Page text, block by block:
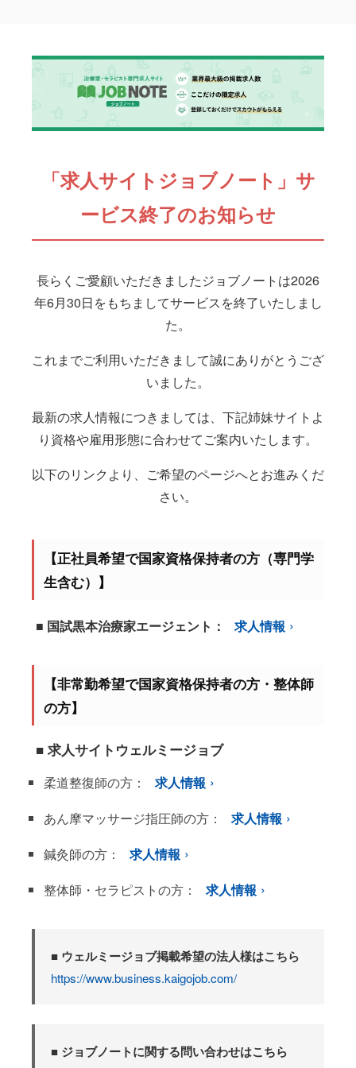
「求人サイトジョブノート」サ
ービス終了のお知らせ
長らくご愛顧いただきましたジョブノートは2026
年6月30日をもちましてサービスを終了いたしまし
た。
これまでご利用いただきまして誠にありがとうござ
いました。
最新の求人情報につきましては、下記姉妹サイトよ
り資格や雇用形態に合わせてご案内いたします。
以下のリンクより、ご希望のページへとお進みくだ
さい。
【正社員希望で国家資格保持者の方（専門学
生含む）】
■ 国試黒本治療家エージェント： 求人情報
【非常勤希望で国家資格保持者の方・整体師
の方】
■ 求人サイトウェルミージョブ
柔道整復師の方：
求人情報
あん摩マッサージ指圧師の方：
求人情報
鍼灸師の方：
求人情報
整体師・セラピストの方：
求人情報
■ ウェルミージョブ掲載希望の法人様はこちら
https://www.business.kaigojob.com/
■ ジョブノートに関する問い合わせはこちら